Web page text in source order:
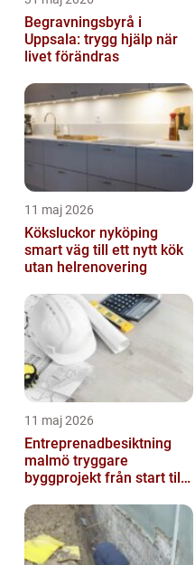
Begravningsbyrå i
Uppsala: trygg hjälp när
livet förändras
11 maj 2026
Köksluckor nyköping
smart väg till ett nytt kök
utan helrenovering
11 maj 2026
Entreprenadbesiktning
malmö tryggare
byggprojekt från start till